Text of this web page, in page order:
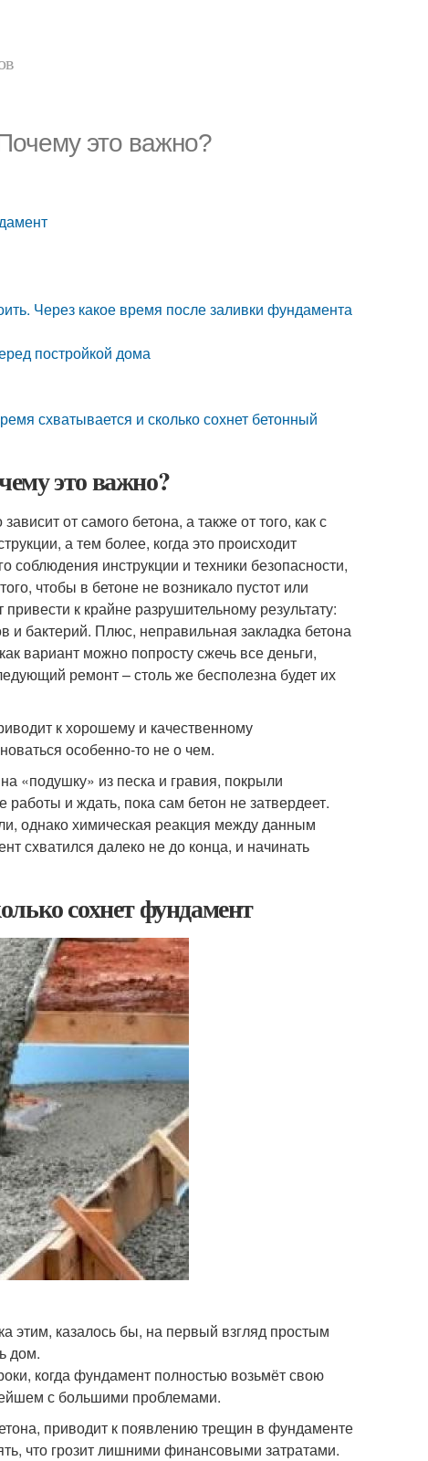
это важно?
Через какое время после заливки фундамента
постройкой дома
схватывается и сколько сохнет бетонный
это важно?
от самого бетона, а также от того, как с
а тем более, когда это происходит
соблюдения инструкции и техники безопасности,
чтобы в бетоне не возникало пустот или
к крайне разрушительному результату:
и бактерий. Плюс, неправильная закладка бетона
вариант можно попросту сжечь все деньги,
ремонт – столь же бесполезна будет их
к хорошему и качественному
особенно-то не о чем.
«подушку» из песка и гравия, покрыли
и ждать, пока сам бетон не затвердеет.
однако химическая реакция между данным
схватился далеко не до конца, и начинать
сохнет фундамент
этим, казалось бы, на первый взгляд простым
дом.
когда фундамент полностью возьмёт свою
с большими проблемами.
приводит к появлению трещин в фундаменте
что грозит лишними финансовыми затратами.